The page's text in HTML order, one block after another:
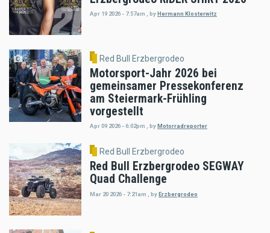
Apr 19 2026 - 7:57am byHermann Klosterwitz
Red Bull Erzbergrodeo
Motorsport-Jahr 2026 bei
gemeinsamer Pressekonferenz
am Steiermark-Frühling
vorgestellt
Apr 09 2026 - 6:02pm byMotorradreporter
Red Bull Erzbergrodeo
Red Bull Erzbergrodeo SEGWAY
Quad Challenge
Mar 20 2026 - 7:21am byErzbergrodeo